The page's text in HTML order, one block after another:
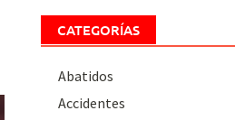
CATEGORÍAS
Abatidos
Accidentes